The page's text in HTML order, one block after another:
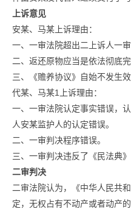
上诉意见
安某、马某上诉理由：
一、一审法院超出二上诉人一
二、返还原物应当是依法彻底
三、《赡养协议》自始不发生
代某、马某1上诉理由：
一、一审法院认定事实错误，
人安某监护人的认定错误。
二、一审判决程序错误。
三、一审判决违反了《民法典
二审判决
二审法院认为，《中华人民共
定，无权占有不动产或者动产